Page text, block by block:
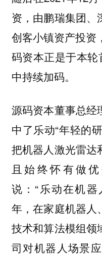
资，由鹏瑞集团、
创客小镇资产投资
码资本正是于本
中持续加码。
源码资本董事总经
中了乐动“年轻的
把机器人激光雷达
且始终怀有做
说：“乐动在机
年，在家庭机器人
技术和算法模组领
司对机器人场景